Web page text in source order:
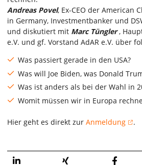
Andreas Povel, Ex-CEO der American
in Germany, Investmentbanker und
und diskutiert mit Marc Tüngler,
e.V. und gf. Vorstand AdAR e.V. über
Was passiert gerade in den USA?
Was will Joe Biden, was Donald
Was ist anders als bei der Wahl in
Womit müssen wir in Europa
Hier geht es direkt zur Anmeldung .